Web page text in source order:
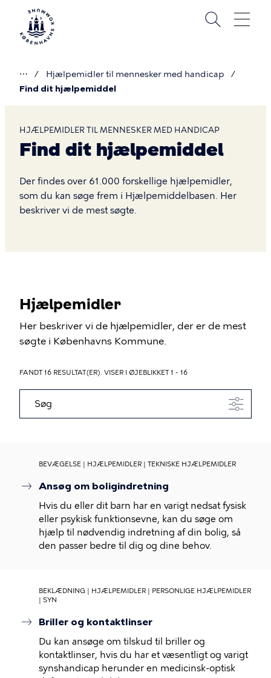
hovedindhold
Du
her
⋯
Hjælpemidler til mennesker med handicap
Find dit hjælpemiddel
Find
dit
hjælpemiddel
HJÆLPEMIDLER TIL MENNESKER MED HANDICAP
Find dit hjælpemiddel
Der findes over 61.000 forskellige hjælpemidler,
som du kan søge frem i Hjælpemiddelbasen. Her
beskriver vi de mest søgte.
Hjælpemidler
Her beskriver vi de hjælpemidler, der er de mest
søgte i Københavns Kommune.
Søg
FANDT 16 RESULTAT(ER). VISER I ØJEBLIKKET 1 - 16
BEVÆGELSE | HJÆLPEMIDLER | TEKNISKE HJÆLPEMIDLER
Ansøg om boligindretning
Hvis du eller dit barn har en varigt nedsat fysisk
eller psykisk funktionsevne, kan du søge om
hjælp til nødvendig indretning af din bolig, så
den passer bedre til dig og dine behov.
BEKLÆDNING | HJÆLPEMIDLER | PERSONLIGE HJÆLPEMIDLER
| SYN
Briller og kontaktlinser
Du kan ansøge om tilskud til briller og
kontaktlinser, hvis du har et væsentligt og varigt
synshandicap herunder en medicinsk-optisk